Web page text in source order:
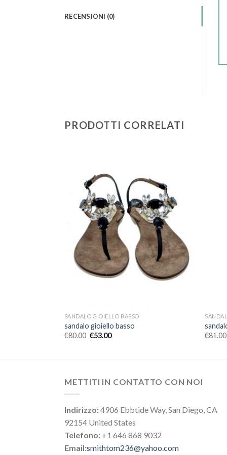
RECENSIONI (0)
PRODOTTI CORRELATI
SANDALO GIOIELLO BASSO
sandalo gioiello basso
€80.00 €53.00
€81.00
METTITI IN CONTATTO CON NOI
Indirizzo:4906 Ebbtide Way, San Diego, CA
92154 United States
Telefono: +1 646 868 9032
Email:smithtom236@yahoo.com